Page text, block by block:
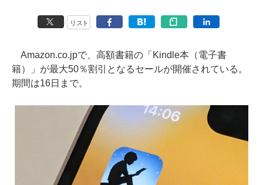
リスト
Amazon.co.jpで、高額書籍の「Kindle本（電子書
籍）」が最大50％割引となるセールが開催されている。
期間は16日まで。